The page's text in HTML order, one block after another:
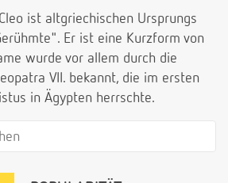
ist altgriechischen Ursprungs
Er ist eine Kurzform von
wurde vor allem durch die
VII. bekannt, die im ersten
in Ägypten herrschte.